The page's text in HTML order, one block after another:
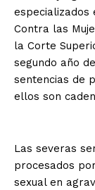
especializados
Contra las
la Corte
segundo año
sentencias de
ellos son
Las severas
procesados
sexual en